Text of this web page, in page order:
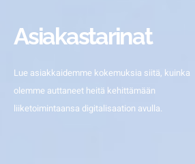
Asiakastarinat
Lue asiakkaidemme kokemuksia siitä, kuinka
olemme auttaneet heitä kehittämään
liiketoimintaansa digitalisaation avulla.